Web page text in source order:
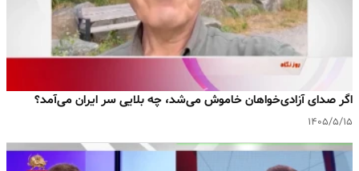
اگر صدای آزادی‌خواهان خاموش می‌شد، چه بلایی سر ایران می‌آمد؟
۱۴۰۵/۵/۱۵